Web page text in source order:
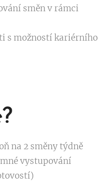
směn v rámci
s možností kariérního
na 2 směny týdně
vystupování